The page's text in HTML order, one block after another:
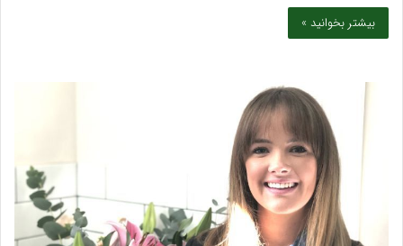
بیشتر بخوانید »